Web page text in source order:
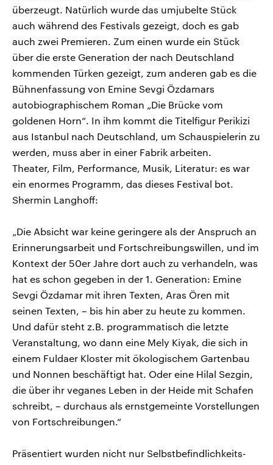
überzeugt. Natürlich wurde das umjubelte Stück
auch während des Festivals gezeigt, doch es gab
auch zwei Premieren. Zum einen wurde ein Stück
über die erste Generation der nach Deutschland
kommenden Türken gezeigt, zum anderen gab es die
Bühnenfassung von Emine Sevgi Özdamars
autobiographischem Roman „Die Brücke vom
goldenen Horn“. In ihm kommt die Titelfigur Perikizi
aus Istanbul nach Deutschland, um Schauspielerin zu
werden, muss aber in einer Fabrik arbeiten.
Theater, Film, Performance, Musik, Literatur: es war
ein enormes Programm, das dieses Festival bot.
Shermin Langhoff:
„Die Absicht war keine geringere als der Anspruch an
Erinnerungsarbeit und Fortschreibungswillen, und im
Kontext der 50er Jahre dort auch zu verhandeln, was
hat es schon gegeben in der 1. Generation: Emine
Sevgi Özdamar mit ihren Texten, Aras Ören mit
seinen Texten, – bis hin aber zu heute zu kommen.
Und dafür steht z.B. programmatisch die letzte
Veranstaltung, wo dann eine Mely Kiyak, die sich in
einem Fuldaer Kloster mit ökologischem Gartenbau
und Nonnen beschäftigt hat. Oder eine Hilal Sezgin,
die über ihr veganes Leben in der Heide mit Schafen
schreibt, – durchaus als ernstgemeinte Vorstellungen
von Fortschreibungen.“
Präsentiert wurden nicht nur Selbstbefindlichkeits-